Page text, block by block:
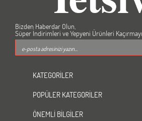
Bizden Haberdar Olun,
Süper İndirimleri ve Yepyeni Ürünleri
KATEGORİLER
dondurulmuş ürünler
KÖPEK
POPÜLER KATEGORİLER
Kedi Maması
ÖNEMLİ BİLGİLER